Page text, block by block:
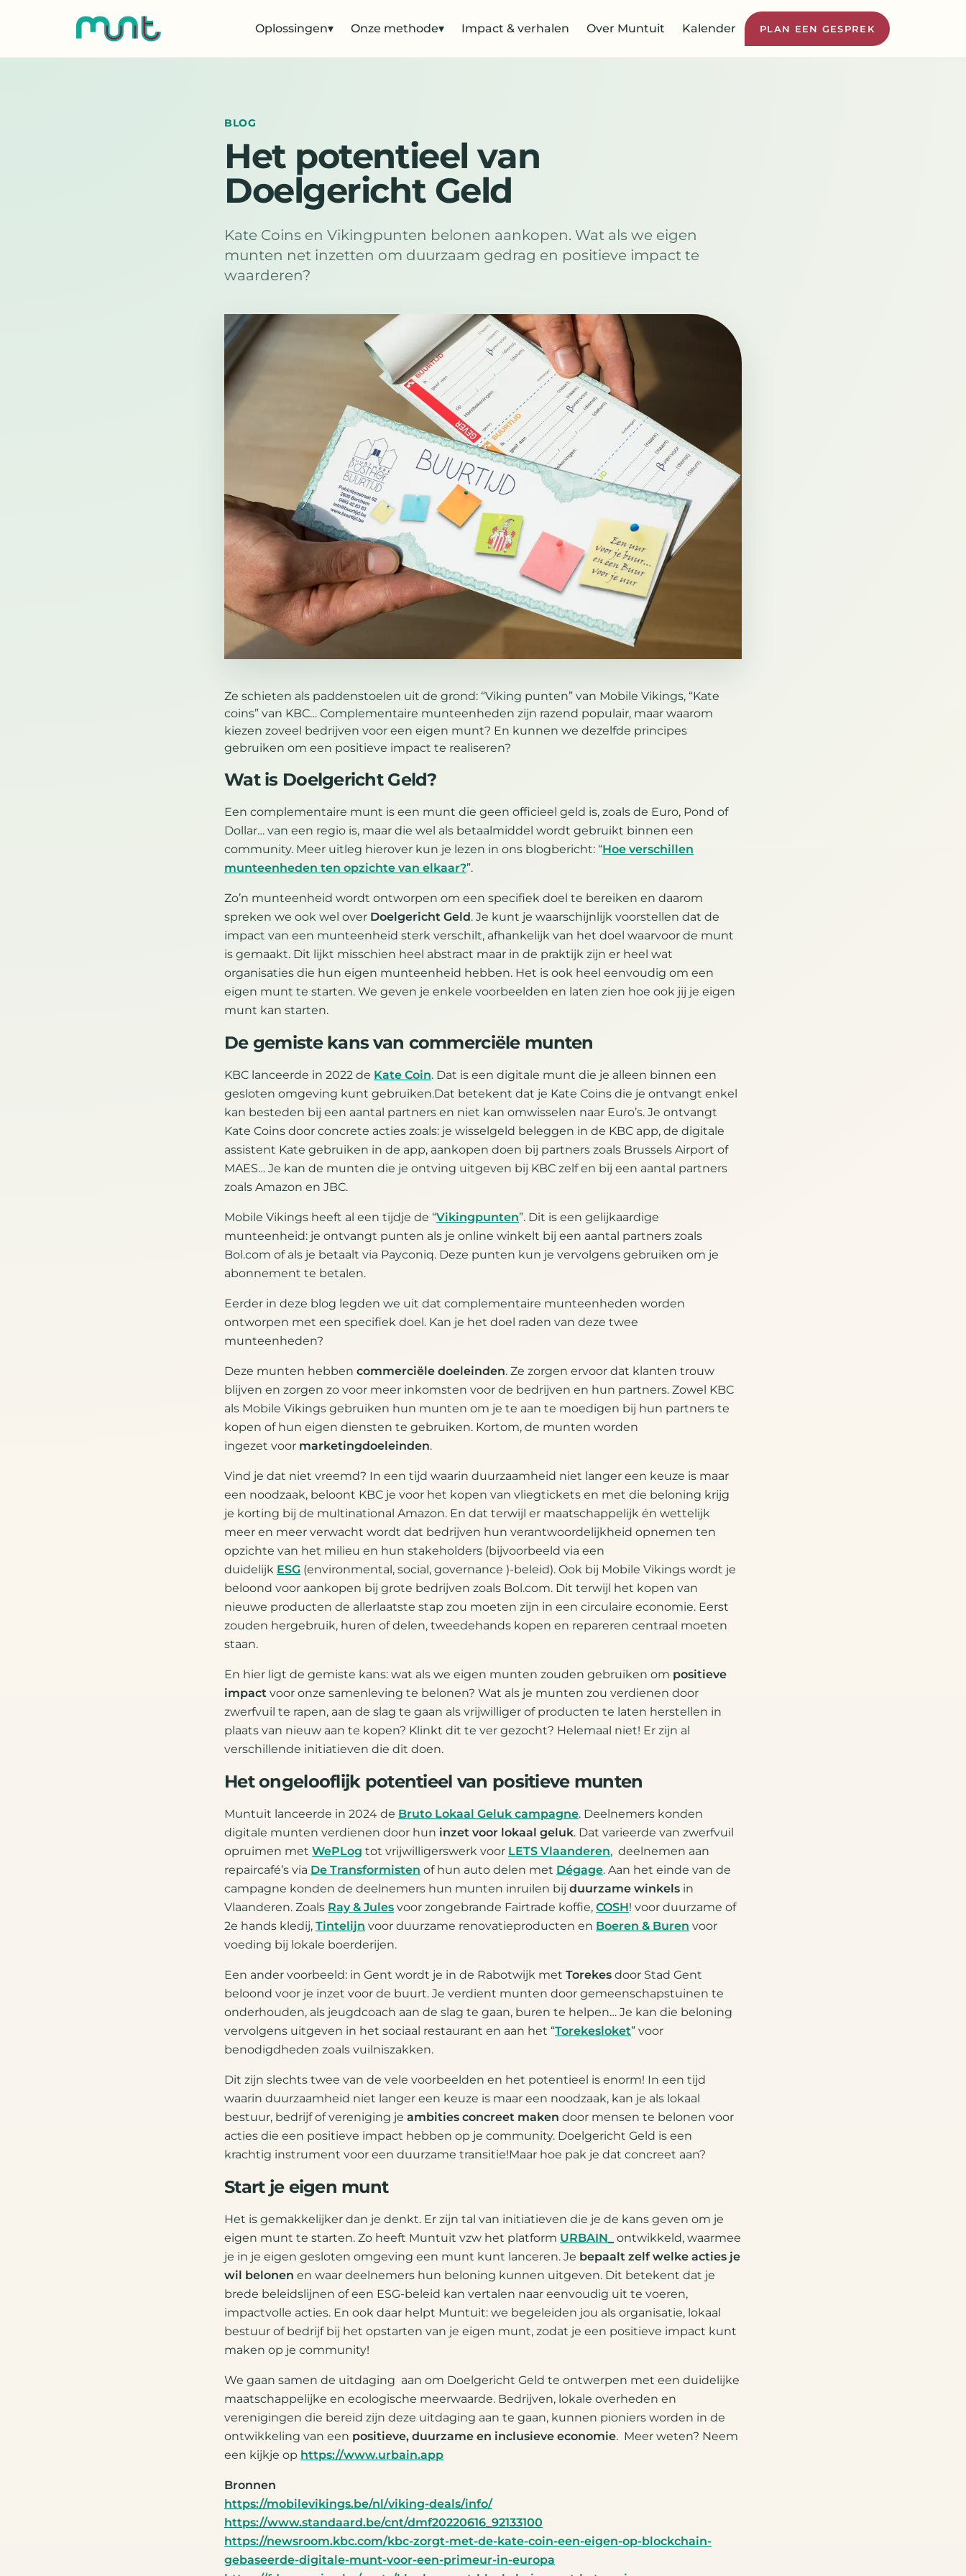
Oplossingen▾ Onze methode▾ Impact & verhalen Over Muntuit Kalender PLAN EEN GESPREK
BLOG
Het potentieel van
Doelgericht Geld
Kate Coins en Vikingpunten belonen aankopen. Wat als we eigen
munten net inzetten om duurzaam gedrag en positieve impact te
waarderen?
Ze schieten als paddenstoelen uit de grond: “Viking punten” van Mobile Vikings, “Kate
coins” van KBC… Complementaire munteenheden zijn razend populair, maar waarom
kiezen zoveel bedrijven voor een eigen munt? En kunnen we dezelfde principes
gebruiken om een positieve impact te realiseren?
Wat is Doelgericht Geld?
Een complementaire munt is een munt die geen officieel geld is, zoals de Euro, Pond of
Dollar… van een regio is, maar die wel als betaalmiddel wordt gebruikt binnen een
community. Meer uitleg hierover kun je lezen in ons blogbericht: “Hoe verschillen
munteenheden ten opzichte van elkaar?”.
Zo’n munteenheid wordt ontworpen om een specifiek doel te bereiken en daarom
spreken we ook wel over Doelgericht Geld. Je kunt je waarschijnlijk voorstellen dat de
impact van een munteenheid sterk verschilt, afhankelijk van het doel waarvoor de munt
is gemaakt. Dit lijkt misschien heel abstract maar in de praktijk zijn er heel wat
organisaties die hun eigen munteenheid hebben. Het is ook heel eenvoudig om een
eigen munt te starten. We geven je enkele voorbeelden en laten zien hoe ook jij je eigen
munt kan starten.
De gemiste kans van commerciële munten
KBC lanceerde in 2022 de Kate Coin. Dat is een digitale munt die je alleen binnen een
gesloten omgeving kunt gebruiken.Dat betekent dat je Kate Coins die je ontvangt enkel
kan besteden bij een aantal partners en niet kan omwisselen naar Euro’s. Je ontvangt
Kate Coins door concrete acties zoals: je wisselgeld beleggen in de KBC app, de digitale
assistent Kate gebruiken in de app, aankopen doen bij partners zoals Brussels Airport of
MAES… Je kan de munten die je ontving uitgeven bij KBC zelf en bij een aantal partners
zoals Amazon en JBC.
Mobile Vikings heeft al een tijdje de “Vikingpunten”. Dit is een gelijkaardige
munteenheid: je ontvangt punten als je online winkelt bij een aantal partners zoals
Bol.com of als je betaalt via Payconiq. Deze punten kun je vervolgens gebruiken om je
abonnement te betalen.
Eerder in deze blog legden we uit dat complementaire munteenheden worden
ontworpen met een specifiek doel. Kan je het doel raden van deze twee
munteenheden?
Deze munten hebben commerciële doeleinden. Ze zorgen ervoor dat klanten trouw
blijven en zorgen zo voor meer inkomsten voor de bedrijven en hun partners. Zowel KBC
als Mobile Vikings gebruiken hun munten om je te aan te moedigen bij hun partners te
kopen of hun eigen diensten te gebruiken. Kortom, de munten worden
ingezet voor marketingdoeleinden.
Vind je dat niet vreemd? In een tijd waarin duurzaamheid niet langer een keuze is maar
een noodzaak, beloont KBC je voor het kopen van vliegtickets en met die beloning krijg
je korting bij de multinational Amazon. En dat terwijl er maatschappelijk én wettelijk
meer en meer verwacht wordt dat bedrijven hun verantwoordelijkheid opnemen ten
opzichte van het milieu en hun stakeholders (bijvoorbeeld via een
duidelijk ESG (environmental, social, governance )-beleid). Ook bij Mobile Vikings wordt je
beloond voor aankopen bij grote bedrijven zoals Bol.com. Dit terwijl het kopen van
nieuwe producten de allerlaatste stap zou moeten zijn in een circulaire economie. Eerst
zouden hergebruik, huren of delen, tweedehands kopen en repareren centraal moeten
staan.
En hier ligt de gemiste kans: wat als we eigen munten zouden gebruiken om positieve
impact voor onze samenleving te belonen? Wat als je munten zou verdienen door
zwerfvuil te rapen, aan de slag te gaan als vrijwilliger of producten te laten herstellen in
plaats van nieuw aan te kopen? Klinkt dit te ver gezocht? Helemaal niet! Er zijn al
verschillende initiatieven die dit doen.
Het ongelooflijk potentieel van positieve munten
Muntuit lanceerde in 2024 de Bruto Lokaal Geluk campagne. Deelnemers konden
digitale munten verdienen door hun inzet voor lokaal geluk. Dat varieerde van zwerfvuil
opruimen met WePLog tot vrijwilligerswerk voor LETS Vlaanderen, deelnemen aan
repaircafé’s via De Transformisten of hun auto delen met Dégage. Aan het einde van de
campagne konden de deelnemers hun munten inruilen bij duurzame winkels in
Vlaanderen. Zoals Ray & Jules voor zongebrande Fairtrade koffie, COSH! voor duurzame of
2e hands kledij, Tintelijn voor duurzame renovatieproducten en Boeren & Buren voor
voeding bij lokale boerderijen.
Een ander voorbeeld: in Gent wordt je in de Rabotwijk met Torekes door Stad Gent
beloond voor je inzet voor de buurt. Je verdient munten door gemeenschapstuinen te
onderhouden, als jeugdcoach aan de slag te gaan, buren te helpen… Je kan die beloning
vervolgens uitgeven in het sociaal restaurant en aan het “Torekesloket” voor
benodigdheden zoals vuilniszakken.
Dit zijn slechts twee van de vele voorbeelden en het potentieel is enorm! In een tijd
waarin duurzaamheid niet langer een keuze is maar een noodzaak, kan je als lokaal
bestuur, bedrijf of vereniging je ambities concreet maken door mensen te belonen voor
acties die een positieve impact hebben op je community. Doelgericht Geld is een
krachtig instrument voor een duurzame transitie!Maar hoe pak je dat concreet aan?
Start je eigen munt
Het is gemakkelijker dan je denkt. Er zijn tal van initiatieven die je de kans geven om je
eigen munt te starten. Zo heeft Muntuit vzw het platform URBAIN_
ontwikkeld, waarmee
je in je eigen gesloten omgeving een munt kunt lanceren. Je bepaalt zelf welke acties je
wil belonen en waar deelnemers hun beloning kunnen uitgeven. Dit betekent dat je
brede beleidslijnen of een ESG-beleid kan vertalen naar eenvoudig uit te voeren,
impactvolle acties. En ook daar helpt Muntuit: we begeleiden jou als organisatie, lokaal
bestuur of bedrijf bij het opstarten van je eigen munt, zodat je een positieve impact kunt
maken op je community!
We gaan samen de uitdaging aan om Doelgericht Geld te ontwerpen met een duidelijke
maatschappelijke en ecologische meerwaarde. Bedrijven, lokale overheden en
verenigingen die bereid zijn deze uitdaging aan te gaan, kunnen pioniers worden in de
ontwikkeling van een positieve, duurzame en inclusieve economie. Meer weten? Neem
een kijkje op https://www.urbain.app
Bronnen
https://mobilevikings.be/nl/viking-deals/info/
https://www.standaard.be/cnt/dmf20220616_92133100
https://newsroom.kbc.com/kbc-zorgt-met-de-kate-coin-een-eigen-op-blockchain-
gebaseerde-digitale-munt-voor-een-primeur-in-europa